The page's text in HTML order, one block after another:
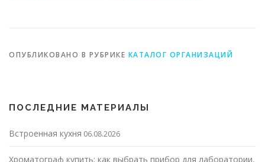
ОПУБЛИКОВАНО В РУБРИКЕ КАТАЛОГ ОРГАНИЗАЦИЙ
ПОСЛЕДНИЕ МАТЕРИАЛЫ
Встроенная кухня 06.08.2026
Хроматограф купить: как выбрать прибор для лаборатории,